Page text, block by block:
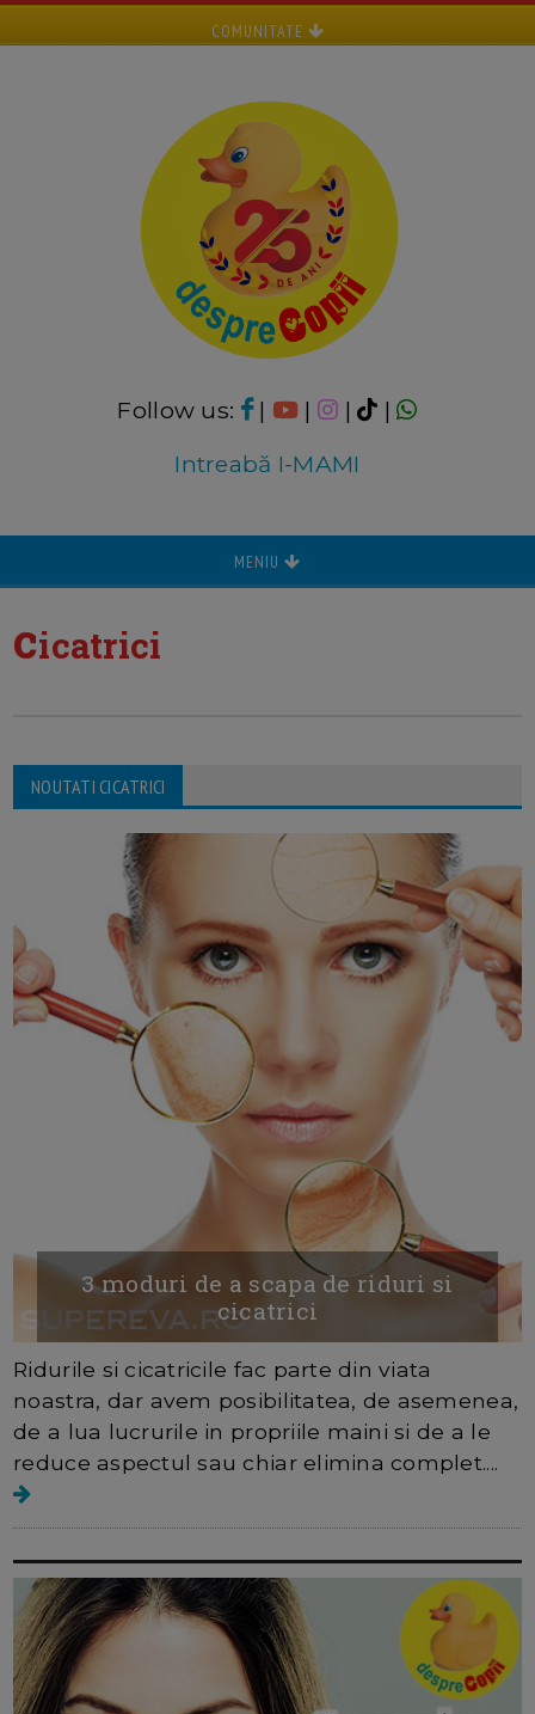
COMUNITATE
Follow us: | | |
|
Intreabă I-MAMI
MENIU
cicatrici
NOUTATI CICATRICI
3 moduri de a scapa de riduri si
cicatrici
Ridurile si cicatricile fac parte din viata
noastra, dar avem posibilitatea, de asemenea,
de a lua lucrurile in propriile maini si de a le
reduce aspectul sau chiar elimina complet....